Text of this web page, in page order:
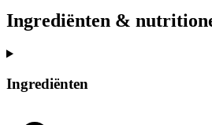
Ingrediënten &
Ingrediënten